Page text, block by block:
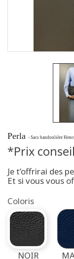
Perla - Sacs bandoulière
*Prix
Je t’offrirai des
Et si vous vous
Coloris
NOIR